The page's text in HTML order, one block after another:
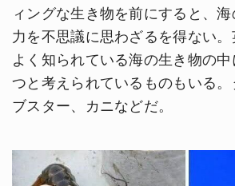
ィングな生き物を前にすると、
力を不思議に思わざるを得ない。
よく知られている海の生き物の
つと考えられているものもいる。
ブスター、カニなどだ。